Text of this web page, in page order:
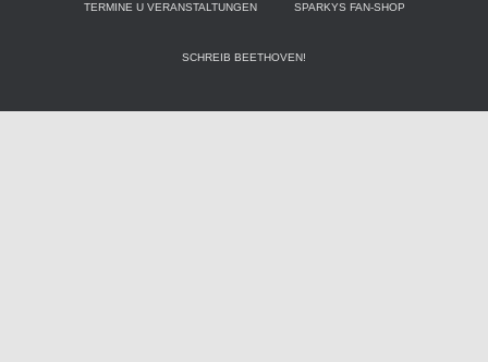
TERMINE U VERANSTALTUNGEN SPARKYS FAN-SHOP
SCHREIB BEETHOVEN!